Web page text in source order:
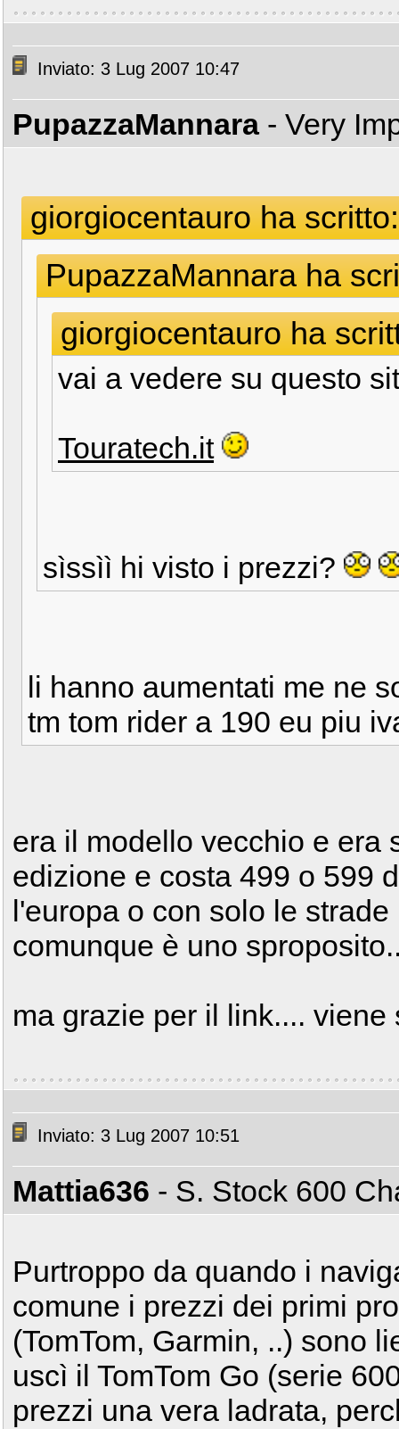
Inviato: 3 Lug 2007 10:47
PupazzaMannara - Very
giorgiocentauro ha scritto:
PupazzaMannara ha
giorgiocentauro ha
vai a vedere su questo
Touratech.it
sìssìì hi visto i prezzi?
li hanno aumentati me ne
tm tom rider a 190 eu piu
era il modello vecchio e era
edizione e costa 499 o 599
l'europa o con solo le
comunque è uno
ma grazie per il link....
Inviato: 3 Lug 2007 10:51
Mattia636 - S. Stock 600
Purtroppo da quando i
comune i prezzi dei primi
(TomTom, Garmin, ..) sono
uscì il TomTom Go (serie
prezzi una vera ladrata,